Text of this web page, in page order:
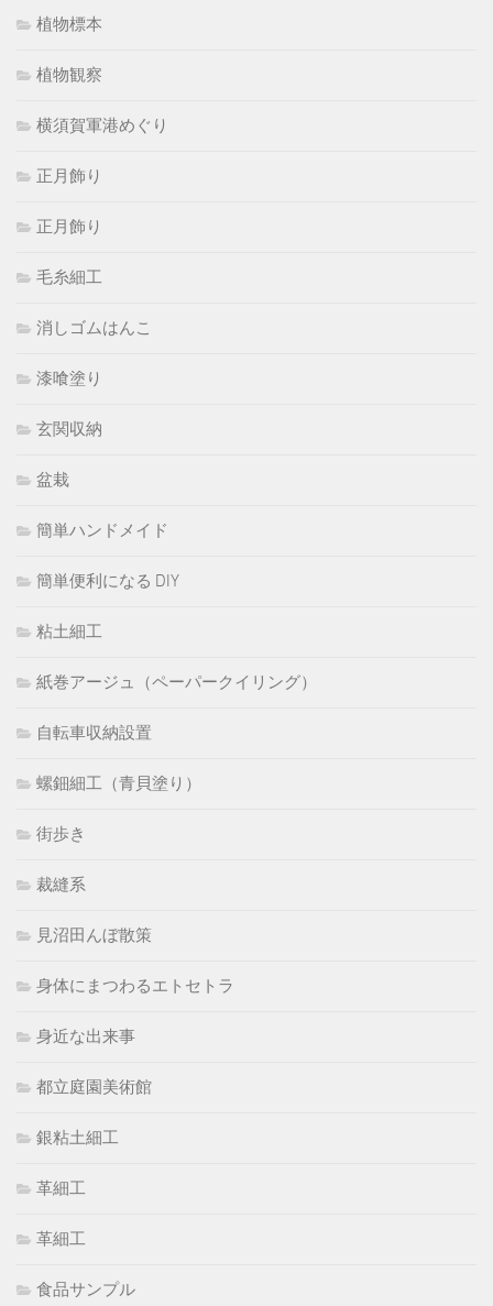
植物標本
植物観察
横須賀軍港めぐり
正月飾り
正月飾り
毛糸細工
消しゴムはんこ
漆喰塗り
玄関収納
盆栽
簡単ハンドメイド
簡単便利になる DIY
粘土細工
紙巻アージュ（ペーパークイリング）
自転車収納設置
螺鈿細工（青貝塗り）
街歩き
裁縫系
見沼田んぼ散策
身体にまつわるエトセトラ
身近な出来事
都立庭園美術館
銀粘土細工
革細工
革細工
食品サンプル